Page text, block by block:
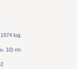
lug.
10) nn.